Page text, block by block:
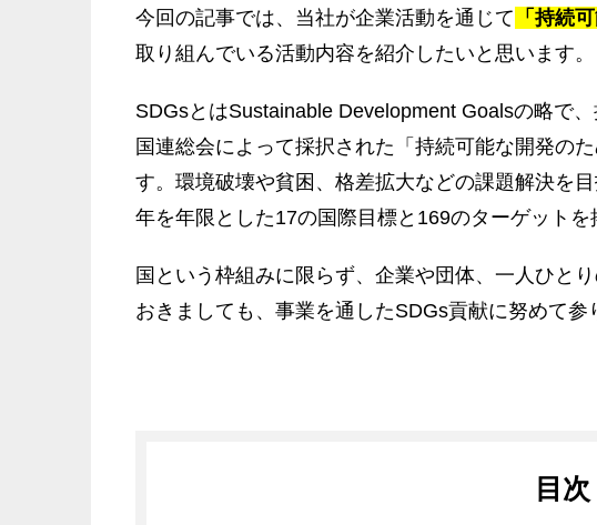
今回の記事では、当社が企業活動を通じて 「持続
取り組んでいる活動内容を紹介したいと思います。
SDGsとはSustainable Development Goalsの略で
国連総会によって採択された「持続可能な開発の
す。環境破壊や貧困、格差拡大などの課題解決を
年を年限とした17の国際目標と169のターゲットを
国という枠組みに限らず、企業や団体、一人ひと
おきましても、事業を通したSDGs貢献に努めて参
目次